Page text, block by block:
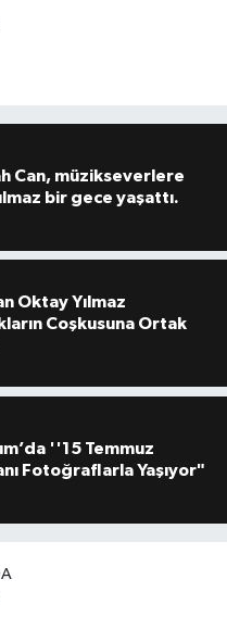
Can, müzikseverlere
bir gece yaşattı.
Oktay Yılmaz
Coşkusuna Ortak
''15 Temmuz
Fotoğraflarla Yaşıyor"